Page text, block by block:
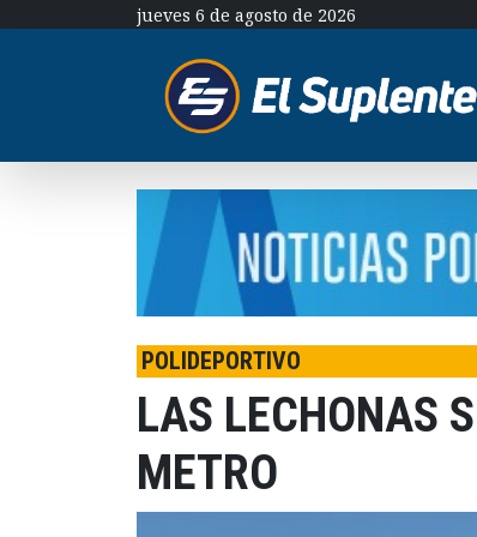
jueves 6 de agosto de 2026
POLIDEPORTIVO
LAS LECHONAS
METRO